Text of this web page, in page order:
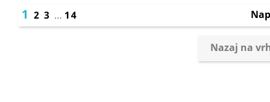
1 2 3 … 14
Nazaj na